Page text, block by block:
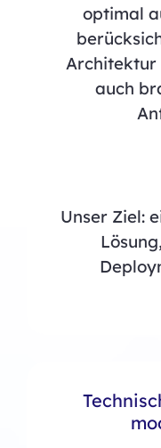
optimal
Architektur
auch
Unser Ziel: